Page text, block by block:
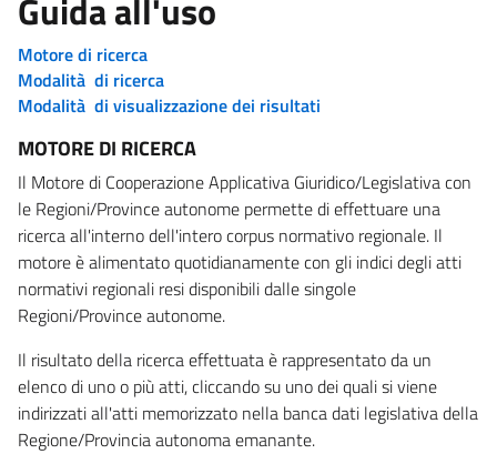
Guida all'uso
Motore di ricerca
Modalità di ricerca
Modalità di visualizzazione dei risultati
MOTORE DI RICERCA
Il Motore di Cooperazione Applicativa Giuridico/Legislativa con
le Regioni/Province autonome permette di effettuare una
ricerca all'interno dell'intero corpus normativo regionale. Il
motore è alimentato quotidianamente con gli indici degli atti
normativi regionali resi disponibili dalle singole
Regioni/Province autonome.
Il risultato della ricerca effettuata è rappresentato da un
elenco di uno o più atti, cliccando su uno dei quali si viene
indirizzati all'atti memorizzato nella banca dati legislativa della
Regione/Provincia autonoma emanante.